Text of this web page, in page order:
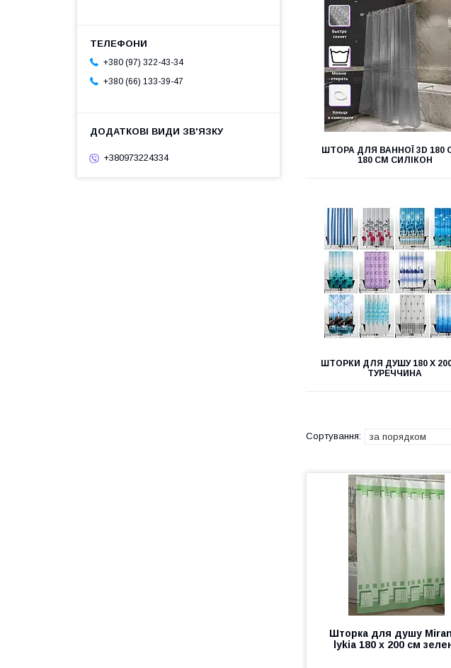
ШТОРА ДЛЯ ВАННОЇ 3D 180
180 СМ СИЛІКОН
ШТОРКИ ДЛЯ ДУШУ 180 Х
ТУРЕЧЧИНА
Шторка для душу
lykia 180 х 200 см
+380 (97) 322-43-34
+380 (66) 133-39-47
+380973224334